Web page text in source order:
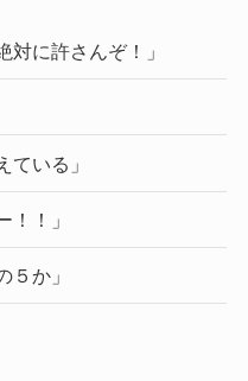
対に許さんぞ！」
いる」
！！」
５か」